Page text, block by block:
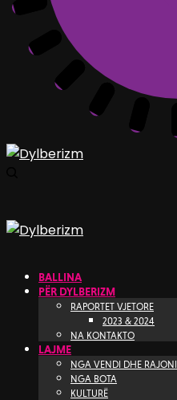
BALLINA
PËR DYLBERIZM
RAPORTET VJETORE
2023 & 2024
NA KONTAKTO
LAJME
NGA VENDI DHE RAJONI
NGA BOTA
KULTURË